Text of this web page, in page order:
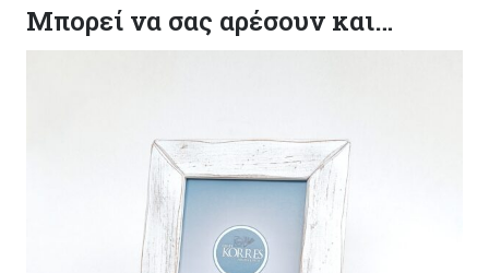
Μπορεί να σας αρέσουν και…